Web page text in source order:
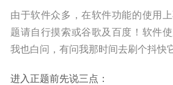
由于软件众多，在软件功能的使用
题请自行摸索或谷歌及百度！软件
我也白问，有问我那时间去刷个抖快
进入正题前先说三点：